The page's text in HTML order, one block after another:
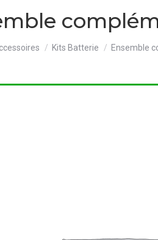
: Kits Batterie Ensemble